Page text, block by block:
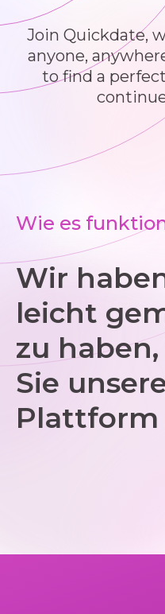
Join Quickdate,
anyone,
to find a
Wie es
Wir
leicht
zu
Sie
Plattform